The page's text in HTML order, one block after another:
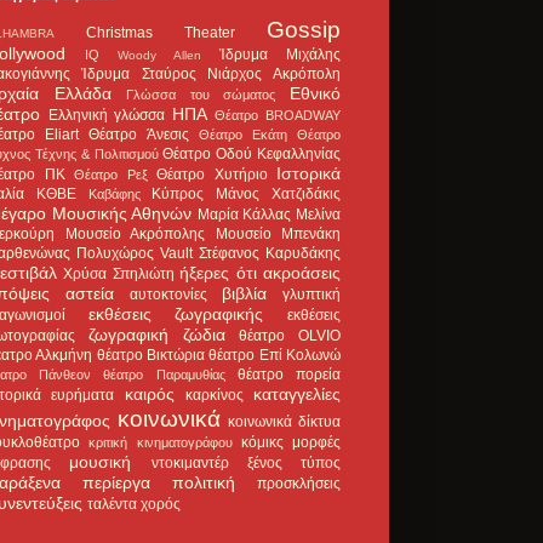
Christmas Theater Gossip
IQ Woody Allen
Ίδρυμα Μιχάλης
Ίδρυμα Σταύρος Νιάρχος Ακρόπολη
Ελλάδα Γλώσσα του σώματος
Εθνικό
Ελληνική γλώσσα ΗΠΑ Θέατρο BROADWAY
Eliart Θέατρο Άνεσις Θέατρο Εκάτη
Θέατρο
Τέχνης & Πολιτισμού Θέατρο Οδού Κεφαλληνίας
ΠΚ
Θέατρο Ρεξ Θέατρο Χυτήριο Ιστορικά
ΚΘΒΕ Καβάφης Κύπρος Μάνος Χατζιδάκις
Μουσικής Αθηνών Μαρία Κάλλας Μελίνα
Μουσείο Ακρόπολης
Μουσείο Μπενάκη
Πολυχώρος Vault Στέφανος Καρυδάκης
Χρύσα Σπηλιώτη ήξερες ότι ακροάσεις
αστεία αυτοκτονίες βιβλία
γλυπτική
εκθέσεις ζωγραφικής
εκθέσεις
ζωγραφική ζώδια
θέατρο OLVIO
Αλκμήνη θέατρο Βικτώρια θέατρο Επί Κολωνώ
Πάνθεον θέατρο Παραμυθίας
θέατρο πορεία
ευρήματα
καιρός καρκίνος
καταγγελίες
κοινωνικά κοινωνικά δίκτυα
κριτική κινηματογράφου κόμικς μορφές
μουσική ντοκιμαντέρ ξένος τύπος
περίεργα πολιτική προσκλήσεις
ταλέντα χορός